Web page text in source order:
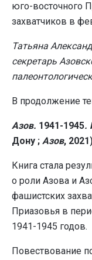
юго-восточного
захватчиков в
Татьяна
секретарь
В продолжение
Азов. 1941-1945.
Дону ; Азов,
Книга стала
о роли Азова и
фашистских
Приазовья в
1941-1945 годов.
Повествование